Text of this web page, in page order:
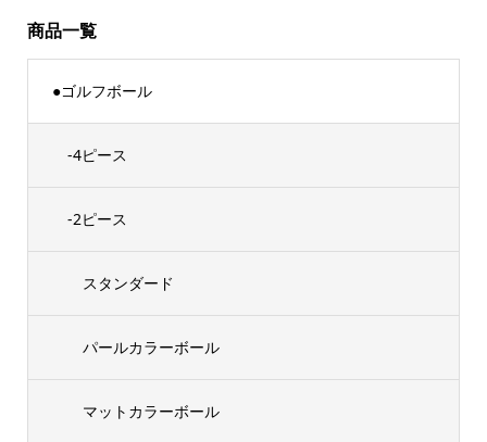
商品一覧
●ゴルフボール
-4ピース
-2ピース
スタンダード
パールカラーボール
マットカラーボール